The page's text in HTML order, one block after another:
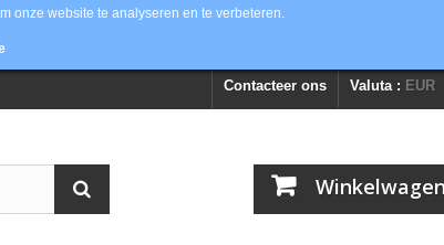
Valuta : EUR
Contacteer ons
Winkelwagen
onze website te analyseren en te verbeteren.